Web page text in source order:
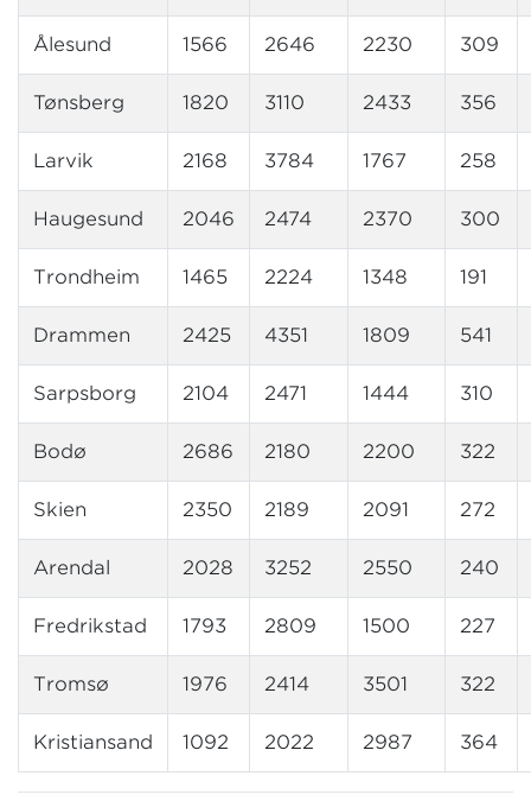
Ålesund 1566 2646 2230 309
Tønsberg 1820 3110 2433 356
Larvik 2168 3784 1767 258
Haugesund 2046 2474 2370 300
Trondheim 1465 2224 1348 191
Drammen 2425 4351 1809 541
Sarpsborg 2104 2471 1444 310
Bodø 2686 2180 2200 322
Skien 2350 2189 2091 272
Arendal 2028 3252 2550 240
Fredrikstad 1793 2809 1500 227
Tromsø 1976 2414 3501 322
Kristiansand 1092 2022 2987 364